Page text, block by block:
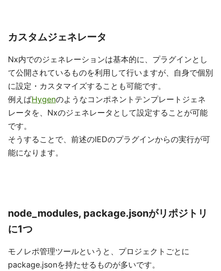
カスタムジェネレータ
Nx内でのジェネレーションは基本的に、プラグインとし
て公開されているものを利用して行いますが、自身で個別
に設定・カスタマイズすることも可能です。
例えばHygenのようなコンポネントテンプレートジェネ
レータを、Nxのジェネレータとして設定することが可能
です。
そうすることで、前述のIEDのプラグインからの実行が可
能になります。
node_modules, package.jsonがリポジトリ
に1つ
モノレポ管理ツールというと、プロジェクトごとに
package.jsonを持たせるものが多いです。